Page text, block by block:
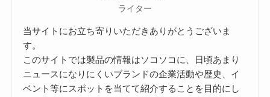
ライター
当サイトにお立ち寄りいただきありがとうございま
す。
このサイトでは製品の情報はソコソコに、日頃あまり
ニュースになりにくいブランドの企業活動や歴史、イ
ベント等にスポットを当てて紹介することを目的にし